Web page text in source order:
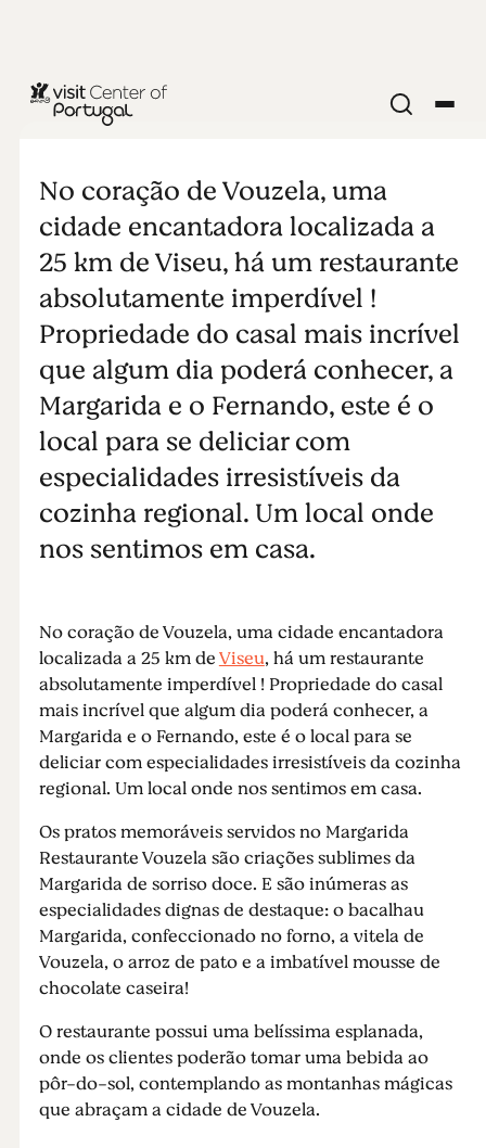
Margarida
Restaurante
Vouzela
No coração de Vouzela, uma
cidade encantadora localizada a
25 km de Viseu, há um restaurante
absolutamente imperdível !
Propriedade do casal mais incrível
que algum dia poderá conhecer, a
Margarida e o Fernando, este é o
local para se deliciar com
especialidades irresistíveis da
cozinha regional. Um local onde
nos sentimos em casa.
No coração de Vouzela, uma cidade encantadora
localizada a 25 km deViseu, há um restaurante
absolutamente imperdível ! Propriedade do casal
mais incrível que algum dia poderá conhecer, a
Margarida e o Fernando, este é o local para se
deliciar com especialidades irresistíveis da cozinha
regional. Um local onde nos sentimos em casa.
Os pratos memoráveis servidos no Margarida
Restaurante Vouzela são criações sublimes da
Margarida de sorriso doce. E são inúmeras as
especialidades dignas de destaque: o bacalhau
Margarida, confeccionado no forno, a vitela de
Vouzela, o arroz de pato e a imbatível mousse de
chocolate caseira!
O restaurante possui uma belíssima esplanada,
onde os clientes poderão tomar uma bebida ao
pôr-do-sol, contemplando as montanhas mágicas
que abraçam a cidade de Vouzela.